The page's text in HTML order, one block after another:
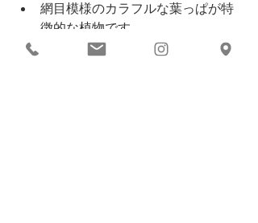
網目模様のカラフルな葉っぱが特
徴的な植物です。